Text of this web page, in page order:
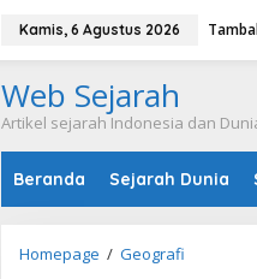
Kamis, 6 Agustus 2026
Web Sejarah
Artikel sejarah Indonesia dan
Beranda Sejarah Dunia
Homepage / Geografi